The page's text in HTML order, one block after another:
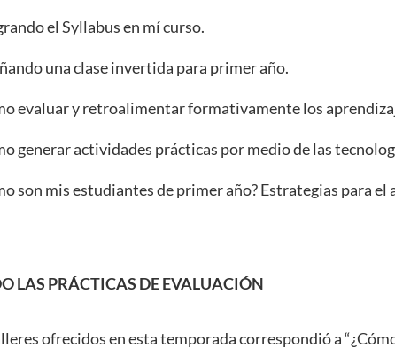
el Syllabus en mí curso.
una clase invertida para primer año.
evaluar y retroalimentar formativamente los
generar actividades prácticas por medio de las
son mis estudiantes de primer año? Estrategias para el
LAS PRÁCTICAS DE EVALUACIÓN
ofrecidos en esta temporada correspondió a